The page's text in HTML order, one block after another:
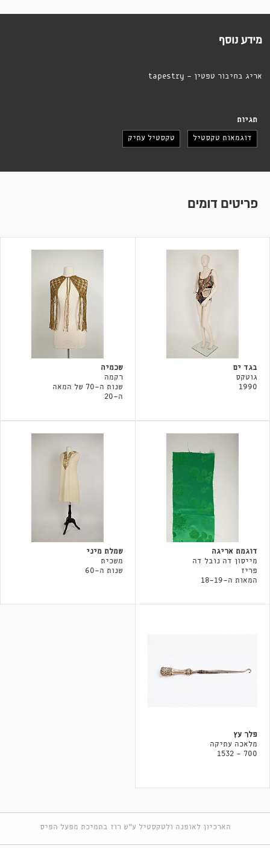
מידע נוסף
אריג בחיבור טפטין - tapestry
תגיות
דוגמאות טקסטיל טקסטיל עתיק
פריטים דומים
בגד ים
גוטקס
1990
שכמיה
רקמה
שנות ה-70 של המאה
ה-20
דוגמת אריגה
מייסון דה נובל דה
פריז
המאות ה-18-19
שמלת מיני
משכית
שנות ה-60
פלך עץ
מלאכה עתיקה
700 - 1532
הארכיון לאופנה ולטקסטיל ע"ש רוז בתמיכת מפעל הפיס